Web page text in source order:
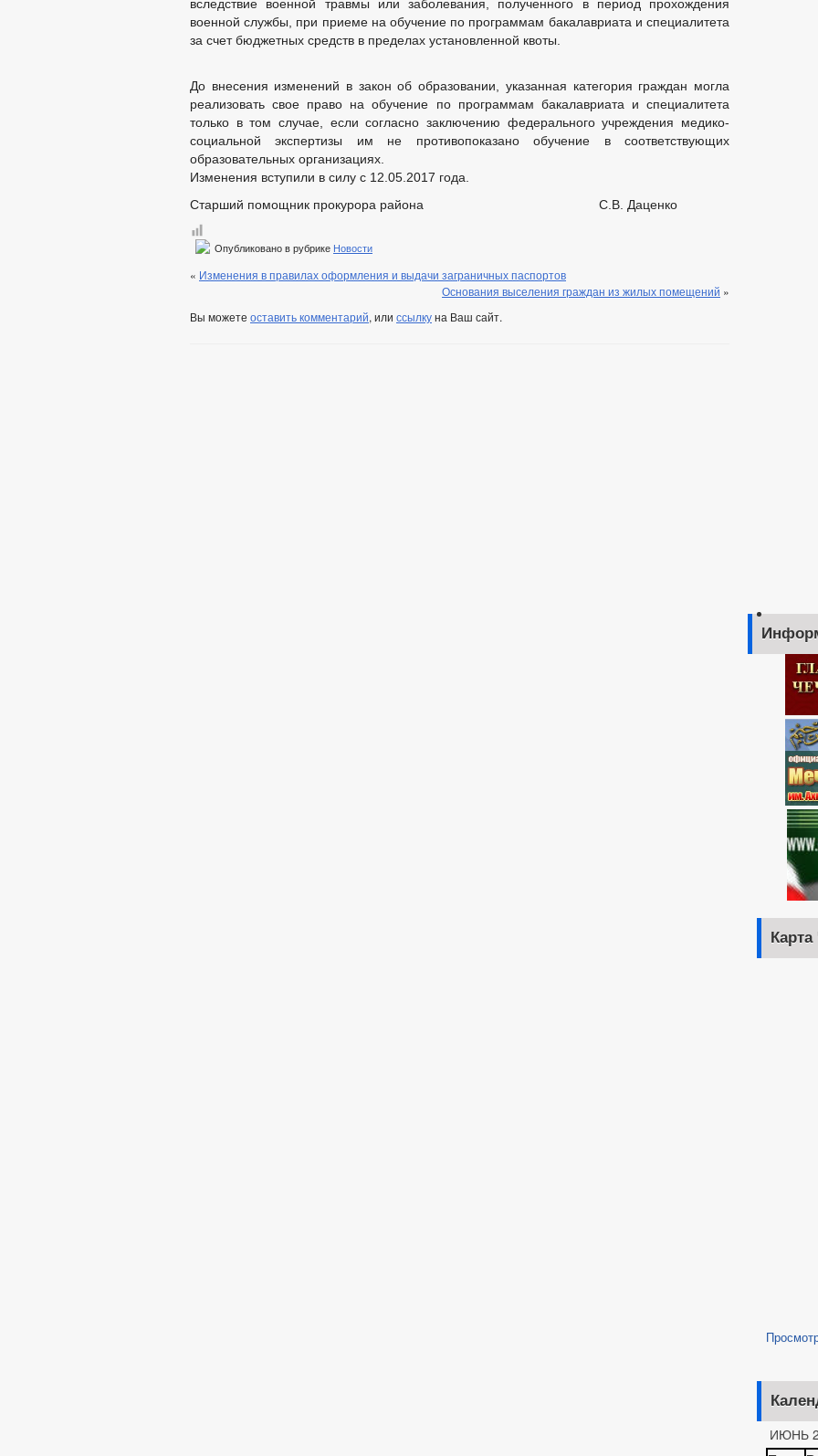
ПУБЛИЧНЫЕ СЛУШАНИЯ
ФЕДЕРАЛЬНЫЕ ЗАКОНЫ РЕГИОНАЛЬНЫЕ ЗАКОНЫ
БЮДЖЕТ
БЮДЖЕТ ПО ГОДАМ
ОТЧЕТ ОБ ИСПОЛНЕНИИ БЮДЖЕТА
_
МУНИЦИПАЛЬНЫЕ УСЛУГИ
ЕДИНЫЙ ПОРТАЛ ГОСУДАРСТВЕННЫХ И МУНИЦИПАЛЬНЫХ УСЛУГ
ПРИЕМ ГРАЖДАН
ОБРАЩЕНИЕ К ГЛАВЕ ИНТЕРНЕТ ПРИЕМНАЯ
ГРАФИК ПРИЕМА ГРАЖДАН
ОБЗОРЫ ОБРАЩЕНИЙ ГРАЖДАН
ФОРМА ОБРАЩЕНИЙ И ЗАЯВЛЕНИЙ
РЕГЛАМЕНТ РАССМОТРЕНИЯ ОБРАЩЕНИЙ
вследствие военной травмы или заболевания, полученного в период прохождения
военной службы, при приеме на обучение по программам бакалавриата и специалитета
за счет бюджетных средств в пределах установленной квоты.
До внесения изменений в закон об образовании, указанная категория граждан могла
реализовать свое право на обучение по программам бакалавриата и специалитета
только в том случае, если согласно заключению федерального учреждения медико-
социальной экспертизы им не противопоказано обучение в соответствующих
образовательных организациях.
Изменения вступили в силу с 12.05.2017 года.
Старший помощник прокурора района С.В. Даценко
Опубликовано в рубрике Новости
« Изменения в правилах оформления и выдачи заграничных паспортов
Основания выселения граждан из жилых помещений »
Вы можете оставить комментарий, или ссылкуна Ваш сайт.
ИЮНЬ